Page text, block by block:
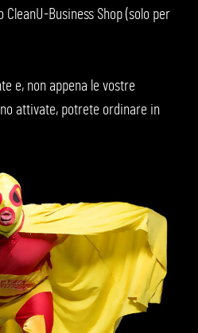
Business Shop (solo per
e, non appena le vostre
attivate, potrete ordinare in